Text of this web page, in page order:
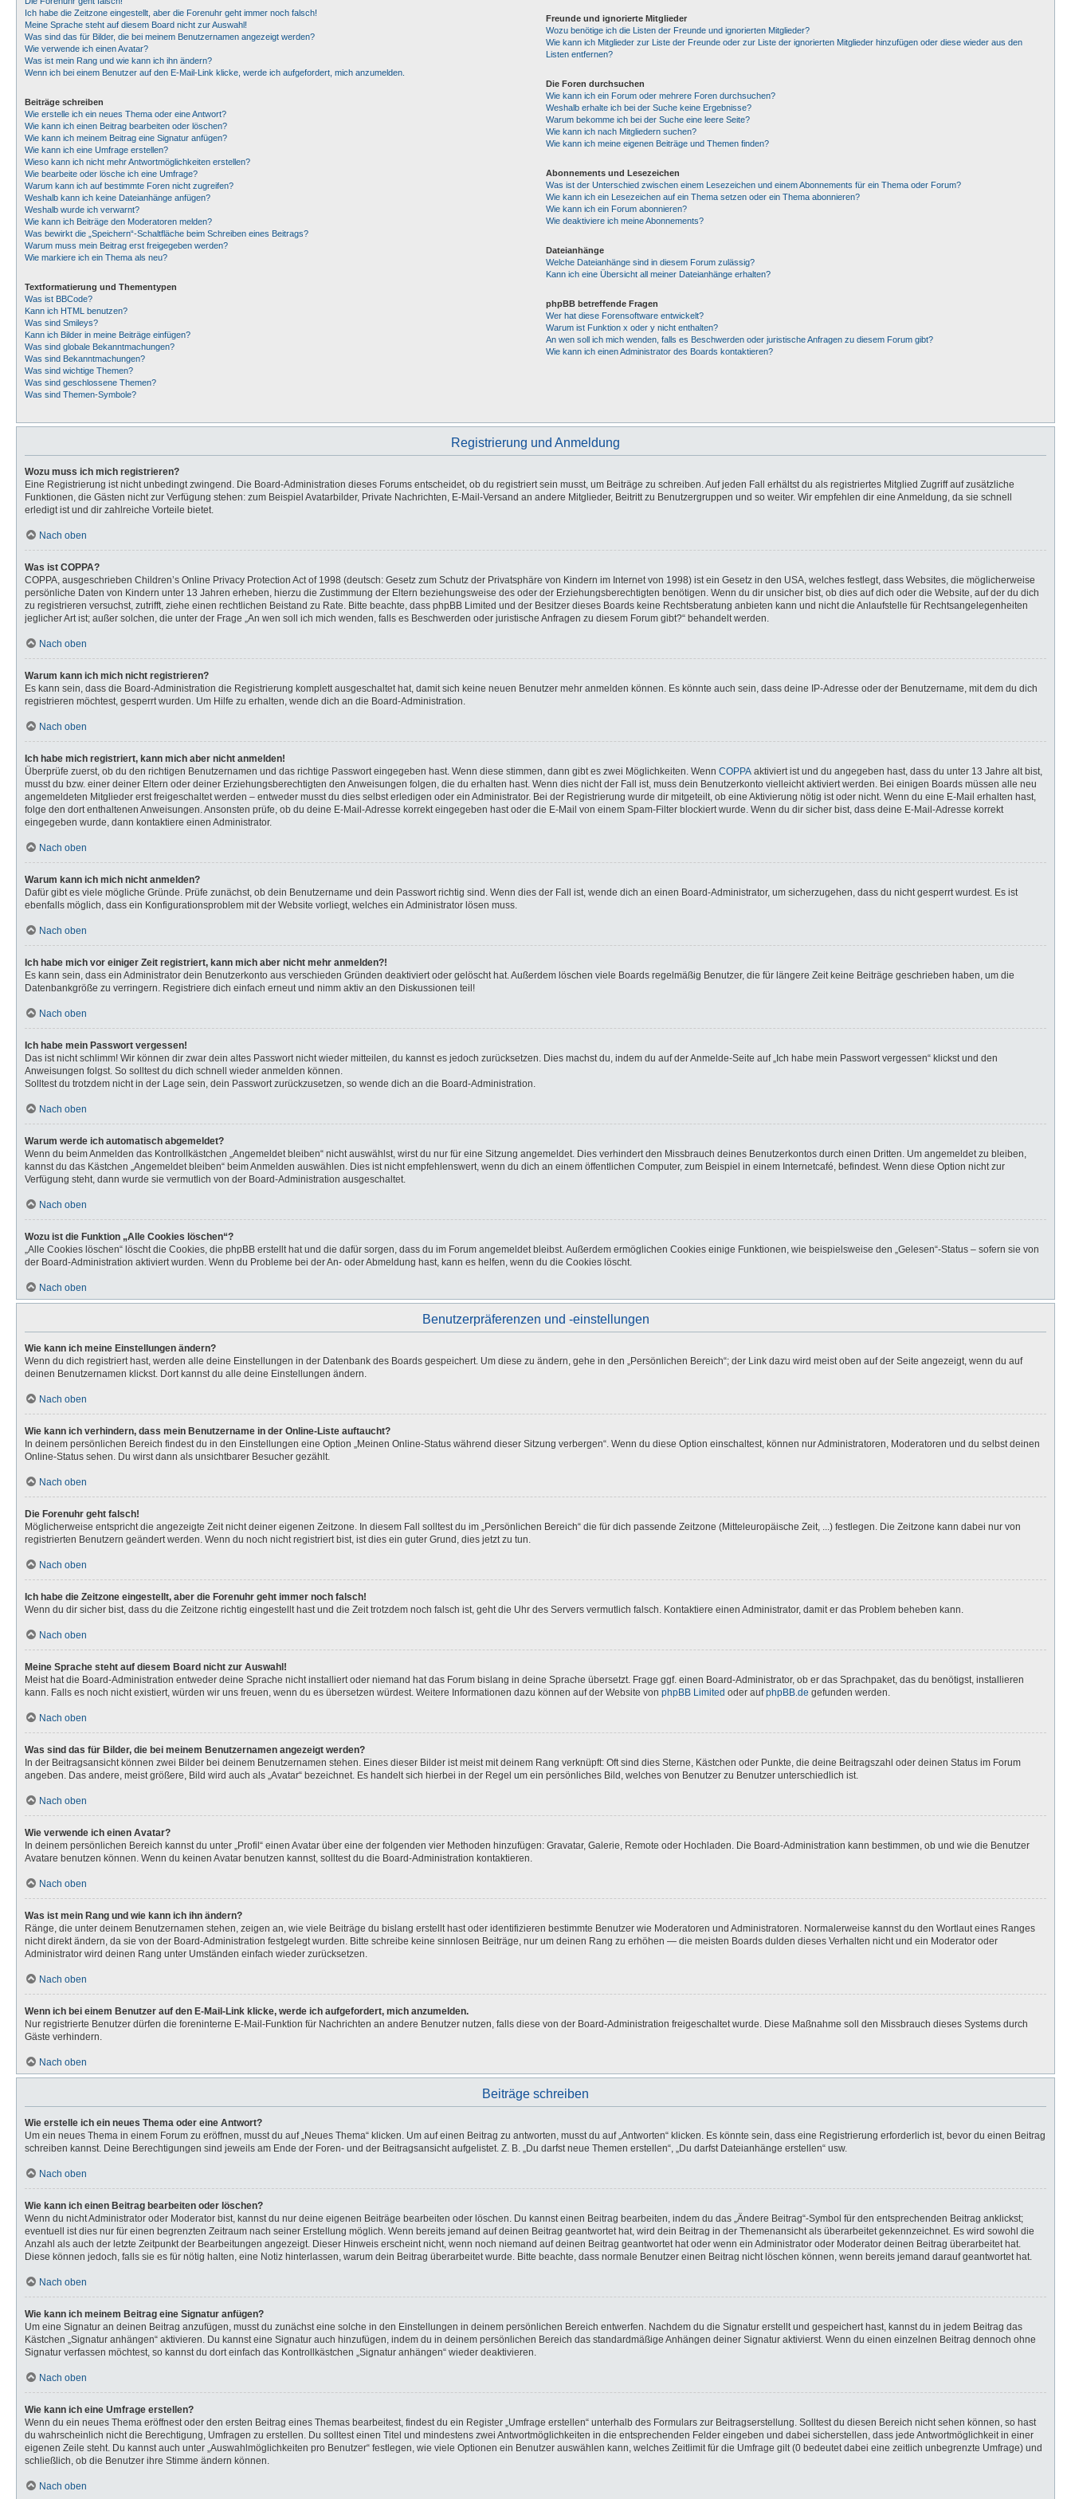
Ich habe die Zeitzone eingestellt, aber die Forenuhr geht immer noch falsch!
Meine Sprache steht auf diesem Board nicht zur Auswahl!
Was sind das für Bilder, die bei meinem Benutzernamen angezeigt werden?
Wie verwende ich einen Avatar?
Was ist mein Rang und wie kann ich ihn ändern?
Wenn ich bei einem Benutzer auf den E-Mail-Link klicke, werde ich aufgefordert, mich anzumelden.
Beiträge schreiben
Wie erstelle ich ein neues Thema oder eine Antwort?
Wie kann ich einen Beitrag bearbeiten oder löschen?
Wie kann ich meinem Beitrag eine Signatur anfügen?
Wie kann ich eine Umfrage erstellen?
Wieso kann ich nicht mehr Antwortmöglichkeiten erstellen?
Wie bearbeite oder lösche ich eine Umfrage?
Warum kann ich auf bestimmte Foren nicht zugreifen?
Weshalb kann ich keine Dateianhänge anfügen?
Weshalb wurde ich verwarnt?
Wie kann ich Beiträge den Moderatoren melden?
Was bewirkt die „Speichern“-Schaltfläche beim Schreiben eines Beitrags?
Warum muss mein Beitrag erst freigegeben werden?
Wie markiere ich ein Thema als neu?
Textformatierung und Thementypen
Was ist BBCode?
Kann ich HTML benutzen?
Was sind Smileys?
Kann ich Bilder in meine Beiträge einfügen?
Was sind globale Bekanntmachungen?
Was sind Bekanntmachungen?
Was sind wichtige Themen?
Was sind geschlossene Themen?
Was sind Themen-Symbole?
Freunde und ignorierte Mitglieder
Wozu benötige ich die Listen der Freunde und ignorierten Mitglieder?
Wie kann ich Mitglieder zur Liste der Freunde oder zur Liste der ignorierten Mitglieder hinzufügen oder diese wieder aus den
Listen entfernen?
Die Foren durchsuchen
Wie kann ich ein Forum oder mehrere Foren durchsuchen?
Weshalb erhalte ich bei der Suche keine Ergebnisse?
Warum bekomme ich bei der Suche eine leere Seite?
Wie kann ich nach Mitgliedern suchen?
Wie kann ich meine eigenen Beiträge und Themen finden?
Abonnements und Lesezeichen
Was ist der Unterschied zwischen einem Lesezeichen und einem Abonnements für ein Thema oder Forum?
Wie kann ich ein Lesezeichen auf ein Thema setzen oder ein Thema abonnieren?
Wie kann ich ein Forum abonnieren?
Wie deaktiviere ich meine Abonnements?
Dateianhänge
Welche Dateianhänge sind in diesem Forum zulässig?
Kann ich eine Übersicht all meiner Dateianhänge erhalten?
phpBB betreffende Fragen
Wer hat diese Forensoftware entwickelt?
Warum ist Funktion x oder y nicht enthalten?
An wen soll ich mich wenden, falls es Beschwerden oder juristische Anfragen zu diesem Forum gibt?
Wie kann ich einen Administrator des Boards kontaktieren?
Registrierung und Anmeldung
Wozu muss ich mich registrieren?
Eine Registrierung ist nicht unbedingt zwingend. Die Board-Administration dieses Forums entscheidet, ob du registriert sein musst, um Beiträge zu schreiben. Auf jeden Fall erhältst du als registriertes Mitglied Zugriff auf zusätzliche
Funktionen, die Gästen nicht zur Verfügung stehen: zum Beispiel Avatarbilder, Private Nachrichten, E-Mail-Versand an andere Mitglieder, Beitritt zu Benutzergruppen und so weiter. Wir empfehlen dir eine Anmeldung, da sie schnell
erledigt ist und dir zahlreiche Vorteile bietet.
Nach oben
Was ist COPPA?
COPPA, ausgeschrieben Children’s Online Privacy Protection Act of 1998 (deutsch: Gesetz zum Schutz der Privatsphäre von Kindern im Internet von 1998) ist ein Gesetz in den USA, welches festlegt, dass Websites, die möglicherweise
persönliche Daten von Kindern unter 13 Jahren erheben, hierzu die Zustimmung der Eltern beziehungsweise des oder der Erziehungsberechtigten benötigen. Wenn du dir unsicher bist, ob dies auf dich oder die Website, auf der du dich
zu registrieren versuchst, zutrifft, ziehe einen rechtlichen Beistand zu Rate. Bitte beachte, dass phpBB Limited und der Besitzer dieses Boards keine Rechtsberatung anbieten kann und nicht die Anlaufstelle für Rechtsangelegenheiten
jeglicher Art ist; außer solchen, die unter der Frage „An wen soll ich mich wenden, falls es Beschwerden oder juristische Anfragen zu diesem Forum gibt?“ behandelt werden.
Nach oben
Warum kann ich mich nicht registrieren?
Es kann sein, dass die Board-Administration die Registrierung komplett ausgeschaltet hat, damit sich keine neuen Benutzer mehr anmelden können. Es könnte auch sein, dass deine IP-Adresse oder der Benutzername, mit dem du dich
registrieren möchtest, gesperrt wurden. Um Hilfe zu erhalten, wende dich an die Board-Administration.
Nach oben
Ich habe mich registriert, kann mich aber nicht anmelden!
Überprüfe zuerst, ob du den richtigen Benutzernamen und das richtige Passwort eingegeben hast. Wenn diese stimmen, dann gibt es zwei Möglichkeiten. Wenn COPPA aktiviert ist und du angegeben hast, dass du unter 13 Jahre alt bist,
musst du bzw. einer deiner Eltern oder deiner Erziehungsberechtigten den Anweisungen folgen, die du erhalten hast. Wenn dies nicht der Fall ist, muss dein Benutzerkonto vielleicht aktiviert werden. Bei einigen Boards müssen alle neu
angemeldeten Mitglieder erst freigeschaltet werden – entweder musst du dies selbst erledigen oder ein Administrator. Bei der Registrierung wurde dir mitgeteilt, ob eine Aktivierung nötig ist oder nicht. Wenn du eine E-Mail erhalten hast,
folge den dort enthaltenen Anweisungen. Ansonsten prüfe, ob du deine E-Mail-Adresse korrekt eingegeben hast oder die E-Mail von einem Spam-Filter blockiert wurde. Wenn du dir sicher bist, dass deine E-Mail-Adresse korrekt
eingegeben wurde, dann kontaktiere einen Administrator.
Nach oben
Warum kann ich mich nicht anmelden?
Dafür gibt es viele mögliche Gründe. Prüfe zunächst, ob dein Benutzername und dein Passwort richtig sind. Wenn dies der Fall ist, wende dich an einen Board-Administrator, um sicherzugehen, dass du nicht gesperrt wurdest. Es ist
ebenfalls möglich, dass ein Konfigurationsproblem mit der Website vorliegt, welches ein Administrator lösen muss.
Nach oben
Ich habe mich vor einiger Zeit registriert, kann mich aber nicht mehr anmelden?!
Es kann sein, dass ein Administrator dein Benutzerkonto aus verschieden Gründen deaktiviert oder gelöscht hat. Außerdem löschen viele Boards regelmäßig Benutzer, die für längere Zeit keine Beiträge geschrieben haben, um die
Datenbankgröße zu verringern. Registriere dich einfach erneut und nimm aktiv an den Diskussionen teil!
Nach oben
Ich habe mein Passwort vergessen!
Das ist nicht schlimm! Wir können dir zwar dein altes Passwort nicht wieder mitteilen, du kannst es jedoch zurücksetzen. Dies machst du, indem du auf der Anmelde-Seite auf „Ich habe mein Passwort vergessen“ klickst und den
Anweisungen folgst. So solltest du dich schnell wieder anmelden können.
Solltest du trotzdem nicht in der Lage sein, dein Passwort zurückzusetzen, so wende dich an die Board-Administration.
Nach oben
Warum werde ich automatisch abgemeldet?
Wenn du beim Anmelden das Kontrollkästchen „Angemeldet bleiben“ nicht auswählst, wirst du nur für eine Sitzung angemeldet. Dies verhindert den Missbrauch deines Benutzerkontos durch einen Dritten. Um angemeldet zu bleiben,
kannst du das Kästchen „Angemeldet bleiben“ beim Anmelden auswählen. Dies ist nicht empfehlenswert, wenn du dich an einem öffentlichen Computer, zum Beispiel in einem Internetcafé, befindest. Wenn diese Option nicht zur
Verfügung steht, dann wurde sie vermutlich von der Board-Administration ausgeschaltet.
Nach oben
Wozu ist die Funktion „Alle Cookies löschen“?
„Alle Cookies löschen“ löscht die Cookies, die phpBB erstellt hat und die dafür sorgen, dass du im Forum angemeldet bleibst. Außerdem ermöglichen Cookies einige Funktionen, wie beispielsweise den „Gelesen“-Status – sofern sie von
der Board-Administration aktiviert wurden. Wenn du Probleme bei der An- oder Abmeldung hast, kann es helfen, wenn du die Cookies löscht.
Nach oben
Benutzerpräferenzen und -einstellungen
Wie kann ich meine Einstellungen ändern?
Wenn du dich registriert hast, werden alle deine Einstellungen in der Datenbank des Boards gespeichert. Um diese zu ändern, gehe in den „Persönlichen Bereich“; der Link dazu wird meist oben auf der Seite angezeigt, wenn du auf
deinen Benutzernamen klickst. Dort kannst du alle deine Einstellungen ändern.
Nach oben
Wie kann ich verhindern, dass mein Benutzername in der Online-Liste auftaucht?
In deinem persönlichen Bereich findest du in den Einstellungen eine Option „Meinen Online-Status während dieser Sitzung verbergen“. Wenn du diese Option einschaltest, können nur Administratoren, Moderatoren und du selbst deinen
Online-Status sehen. Du wirst dann als unsichtbarer Besucher gezählt.
Nach oben
Die Forenuhr geht falsch!
Möglicherweise entspricht die angezeigte Zeit nicht deiner eigenen Zeitzone. In diesem Fall solltest du im „Persönlichen Bereich“ die für dich passende Zeitzone (Mitteleuropäische Zeit, ...) festlegen. Die Zeitzone kann dabei nur von
registrierten Benutzern geändert werden. Wenn du noch nicht registriert bist, ist dies ein guter Grund, dies jetzt zu tun.
Nach oben
Ich habe die Zeitzone eingestellt, aber die Forenuhr geht immer noch falsch!
Wenn du dir sicher bist, dass du die Zeitzone richtig eingestellt hast und die Zeit trotzdem noch falsch ist, geht die Uhr des Servers vermutlich falsch. Kontaktiere einen Administrator, damit er das Problem beheben kann.
Nach oben
Meine Sprache steht auf diesem Board nicht zur Auswahl!
Meist hat die Board-Administration entweder deine Sprache nicht installiert oder niemand hat das Forum bislang in deine Sprache übersetzt. Frage ggf. einen Board-Administrator, ob er das Sprachpaket, das du benötigst, installieren
kann. Falls es noch nicht existiert, würden wir uns freuen, wenn du es übersetzen würdest. Weitere Informationen dazu können auf der Website von phpBB Limited oder aufphpBB.de gefunden werden.
Nach oben
Was sind das für Bilder, die bei meinem Benutzernamen angezeigt werden?
In der Beitragsansicht können zwei Bilder bei deinem Benutzernamen stehen. Eines dieser Bilder ist meist mit deinem Rang verknüpft: Oft sind dies Sterne, Kästchen oder Punkte, die deine Beitragszahl oder deinen Status im Forum
angeben. Das andere, meist größere, Bild wird auch als „Avatar“ bezeichnet. Es handelt sich hierbei in der Regel um ein persönliches Bild, welches von Benutzer zu Benutzer unterschiedlich ist.
Nach oben
Wie verwende ich einen Avatar?
In deinem persönlichen Bereich kannst du unter „Profil“ einen Avatar über eine der folgenden vier Methoden hinzufügen: Gravatar, Galerie, Remote oder Hochladen. Die Board-Administration kann bestimmen, ob und wie die Benutzer
Avatare benutzen können. Wenn du keinen Avatar benutzen kannst, solltest du die Board-Administration kontaktieren.
Nach oben
Was ist mein Rang und wie kann ich ihn ändern?
Ränge, die unter deinem Benutzernamen stehen, zeigen an, wie viele Beiträge du bislang erstellt hast oder identifizieren bestimmte Benutzer wie Moderatoren und Administratoren. Normalerweise kannst du den Wortlaut eines Ranges
nicht direkt ändern, da sie von der Board-Administration festgelegt wurden. Bitte schreibe keine sinnlosen Beiträge, nur um deinen Rang zu erhöhen — die meisten Boards dulden dieses Verhalten nicht und ein Moderator oder
Administrator wird deinen Rang unter Umständen einfach wieder zurücksetzen.
Nach oben
Wenn ich bei einem Benutzer auf den E-Mail-Link klicke, werde ich aufgefordert, mich anzumelden.
Nur registrierte Benutzer dürfen die foreninterne E-Mail-Funktion für Nachrichten an andere Benutzer nutzen, falls diese von der Board-Administration freigeschaltet wurde. Diese Maßnahme soll den Missbrauch dieses Systems durch
Gäste verhindern.
Nach oben
Beiträge schreiben
Wie erstelle ich ein neues Thema oder eine Antwort?
Um ein neues Thema in einem Forum zu eröffnen, musst du auf „Neues Thema“ klicken. Um auf einen Beitrag zu antworten, musst du auf „Antworten“ klicken. Es könnte sein, dass eine Registrierung erforderlich ist, bevor du einen Beitrag
schreiben kannst. Deine Berechtigungen sind jeweils am Ende der Foren- und der Beitragsansicht aufgelistet. Z. B. „Du darfst neue Themen erstellen“, „Du darfst Dateianhänge erstellen“ usw.
Nach oben
Wie kann ich einen Beitrag bearbeiten oder löschen?
Wenn du nicht Administrator oder Moderator bist, kannst du nur deine eigenen Beiträge bearbeiten oder löschen. Du kannst einen Beitrag bearbeiten, indem du das „Ändere Beitrag“-Symbol für den entsprechenden Beitrag anklickst;
eventuell ist dies nur für einen begrenzten Zeitraum nach seiner Erstellung möglich. Wenn bereits jemand auf deinen Beitrag geantwortet hat, wird dein Beitrag in der Themenansicht als überarbeitet gekennzeichnet. Es wird sowohl die
Anzahl als auch der letzte Zeitpunkt der Bearbeitungen angezeigt. Dieser Hinweis erscheint nicht, wenn noch niemand auf deinen Beitrag geantwortet hat oder wenn ein Administrator oder Moderator deinen Beitrag überarbeitet hat.
Diese können jedoch, falls sie es für nötig halten, eine Notiz hinterlassen, warum dein Beitrag überarbeitet wurde. Bitte beachte, dass normale Benutzer einen Beitrag nicht löschen können, wenn bereits jemand darauf geantwortet hat.
Nach oben
Wie kann ich meinem Beitrag eine Signatur anfügen?
Um eine Signatur an deinen Beitrag anzufügen, musst du zunächst eine solche in den Einstellungen in deinem persönlichen Bereich entwerfen. Nachdem du die Signatur erstellt und gespeichert hast, kannst du in jedem Beitrag das
Kästchen „Signatur anhängen“ aktivieren. Du kannst eine Signatur auch hinzufügen, indem du in deinem persönlichen Bereich das standardmäßige Anhängen deiner Signatur aktivierst. Wenn du einen einzelnen Beitrag dennoch ohne
Signatur verfassen möchtest, so kannst du dort einfach das Kontrollkästchen „Signatur anhängen“ wieder deaktivieren.
Nach oben
Wie kann ich eine Umfrage erstellen?
Wenn du ein neues Thema eröffnest oder den ersten Beitrag eines Themas bearbeitest, findest du ein Register „Umfrage erstellen“ unterhalb des Formulars zur Beitragserstellung. Solltest du diesen Bereich nicht sehen können, so hast
du wahrscheinlich nicht die Berechtigung, Umfragen zu erstellen. Du solltest einen Titel und mindestens zwei Antwortmöglichkeiten in die entsprechenden Felder eingeben und dabei sicherstellen, dass jede Antwortmöglichkeit in einer
eigenen Zeile steht. Du kannst auch unter „Auswahlmöglichkeiten pro Benutzer“ festlegen, wie viele Optionen ein Benutzer auswählen kann, welches Zeitlimit für die Umfrage gilt (0 bedeutet dabei eine zeitlich unbegrenzte Umfrage) und
schließlich, ob die Benutzer ihre Stimme ändern können.
Nach oben